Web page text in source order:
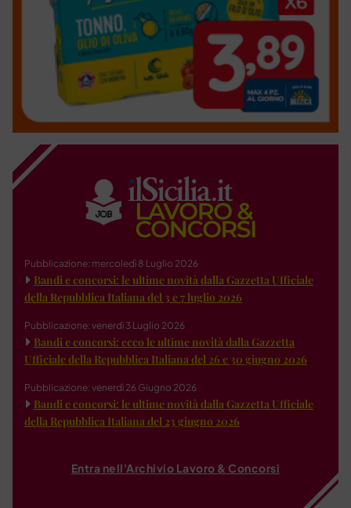
Pubblicazione: mercoledì 8 Luglio 2026
Bandi e concorsi: le ultime novità dalla Gazzetta Ufficiale
della Repubblica Italiana del 3 e 7 luglio 2026
Pubblicazione: venerdì 3 Luglio 2026
Bandi e concorsi: ecco le ultime novità dalla Gazzetta
Ufficiale della Repubblica Italiana del 26 e 30 giugno 2026
Pubblicazione: venerdì 26 Giugno 2026
Bandi e concorsi: le ultime novità dalla Gazzetta Ufficiale
della Repubblica Italiana del 23 giugno 2026
Entra nell'Archivio Lavoro & Concorsi